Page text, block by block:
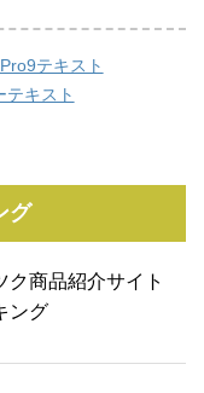
テキスト
テキスト
グ
商品紹介サイト
ング